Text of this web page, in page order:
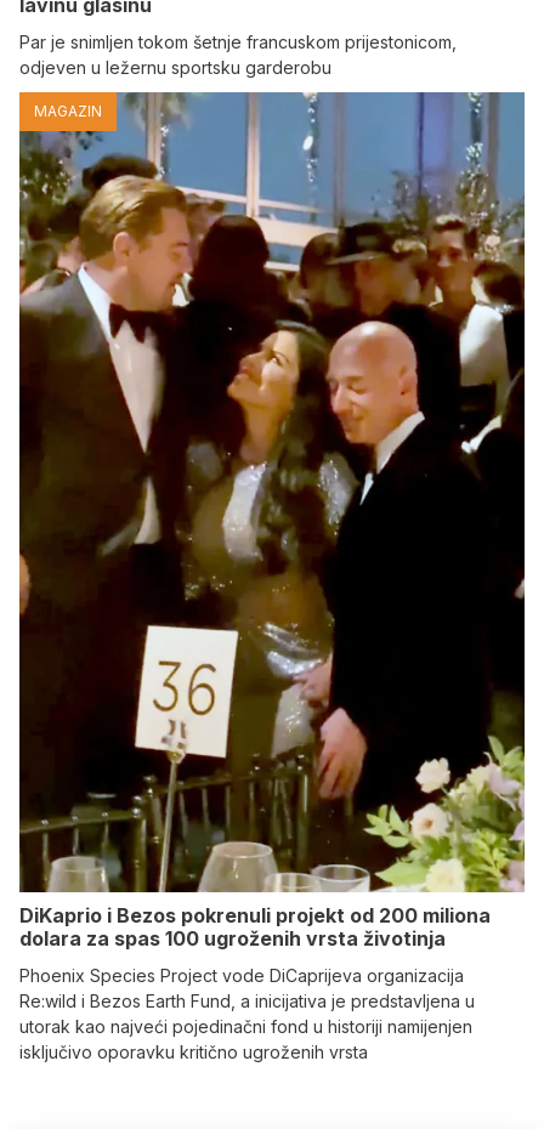
Par je snimljen tokom šetnje francuskom prijestonicom,
odjeven u ležernu sportsku garderobu
MAGAZIN
DiKaprio i Bezos pokrenuli projekt od 200 miliona
dolara za spas 100 ugroženih vrsta životinja
Phoenix Species Project vode DiCaprijeva organizacija
Re:wild i Bezos Earth Fund, a inicijativa je predstavljena u
utorak kao najveći pojedinačni fond u historiji namijenjen
isključivo oporavku kritično ugroženih vrsta